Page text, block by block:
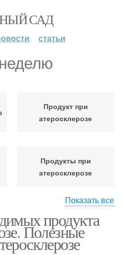
САД
статьи
Продукт при
атеросклерозе
Продукты при
атеросклерозе
Показать все
продукта
Полезные